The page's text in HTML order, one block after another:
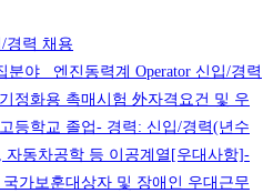
경력 채용
분야 엔진동력계 Operator 신입/경력
정화용 촉매시험 外자격요건 및 우
등학교 졸업- 경력: 신입/경력(년수
자동차공학 등 이공계열[우대사항]-
가보훈대상자 및 장애인 우대근무